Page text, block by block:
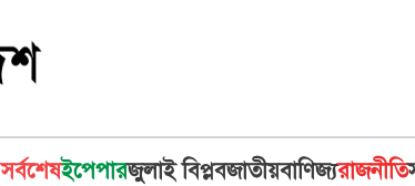
সর্বশেষইপেপারজুলাই বিপ্লবজাতীয়বাণিজ্যরাজনীতি